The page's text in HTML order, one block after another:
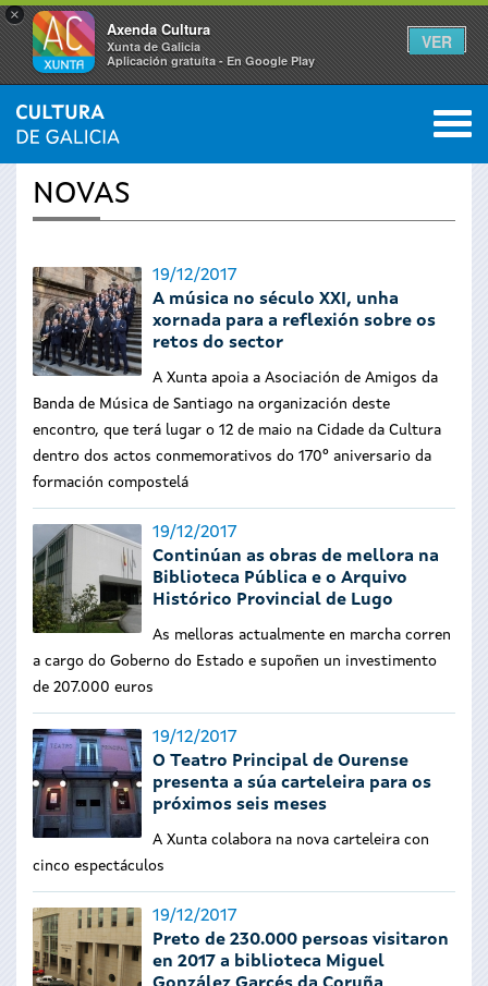
×
Axenda Cultura
Xunta de Galicia
Aplicación gratuíta - En Google Play
VER
Vostede
está
aquí
INICIO › ACTUALIDADE 0
NOVAS
19/12/2017
A música no século XXI, unha
xornada para a reflexión sobre os
retos do sector
A Xunta apoia a Asociación de Amigos da
Banda de Música de Santiago na organización deste
encontro, que terá lugar o 12 de maio na Cidade da Cultura
dentro dos actos conmemorativos do 170º aniversario da
formación compostelá
19/12/2017
Continúan as obras de mellora na
Biblioteca Pública e o Arquivo
Histórico Provincial de Lugo
As melloras actualmente en marcha corren
a cargo do Goberno do Estado e supoñen un investimento
de 207.000 euros
19/12/2017
O Teatro Principal de Ourense
presenta a súa carteleira para os
próximos seis meses
A Xunta colabora na nova carteleira con
cinco espectáculos
19/12/2017
Preto de 230.000 persoas visitaron
en 2017 a biblioteca Miguel